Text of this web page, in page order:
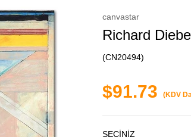
canvastar
Richard
(CN20494)
$91.73 (KDV
SEÇİNİZ